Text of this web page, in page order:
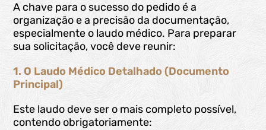
A chave para o sucesso do pedido é a
organização e a precisão da documentação,
especialmente o laudo médico. Para preparar
sua solicitação, você deve reunir:
1. O Laudo Médico Detalhado (Documento
Principal)
Este laudo deve ser o mais completo possível,
contendo obrigatoriamente: